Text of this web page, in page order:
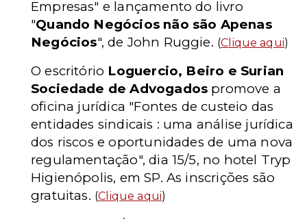
Empresas" e lançamento do livro
"Quando Negócios não são Apenas
Negócios", de John Ruggie. (Clique aqui)
O escritório Loguercio, Beiro e Surian
Sociedade de Advogados promove a
oficina jurídica "Fontes de custeio das
entidades sindicais : uma análise jurídica
dos riscos e oportunidades de uma nova
regulamentação", dia 15/5, no hotel Tryp
Higienópolis, em SP. As inscrições são
gratuitas. (Clique aqui)